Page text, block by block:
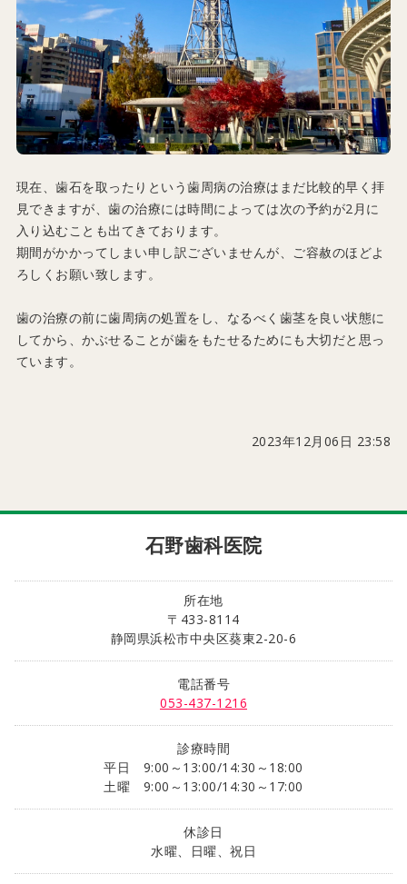
現在、歯石を取ったりという歯周病の治療はまだ比較的早く拝
見できますが、歯の治療には時間によっては次の予約が2月に
入り込むことも出てきております。
期間がかかってしまい申し訳ございませんが、ご容赦のほどよ
ろしくお願い致します。
歯の治療の前に歯周病の処置をし、なるべく歯茎を良い状態に
してから、かぶせることが歯をもたせるためにも大切だと思っ
ています。
2023年12月06日 23:58
石野歯科医院
所在地
〒433-8114
静岡県浜松市中央区葵東2-20-6
電話番号
053-437-1216
診療時間
平日 9:00～13:00/14:30～18:00
土曜 9:00～13:00/14:30～17:00
休診日
水曜、日曜、祝日